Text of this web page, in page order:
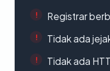
Registrar
Tidak ada
Tidak ada